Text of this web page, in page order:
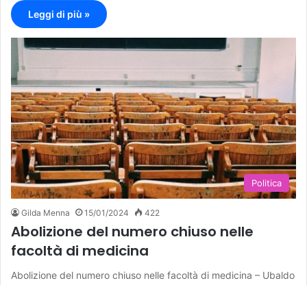
Leggi di più »
Politica
Gilda Menna 15/01/2024 422
Abolizione del numero chiuso nelle
facoltà di medicina
Abolizione del numero chiuso nelle facoltà di medicina – Ubaldo